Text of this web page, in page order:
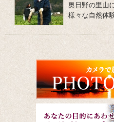
奥日野の里山
様々な自然体